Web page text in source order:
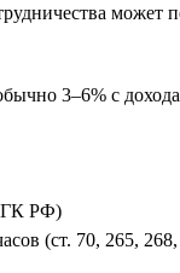
может
3–6% с
ГК РФ)
(ст. 70, 265,